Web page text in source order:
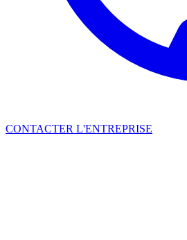
CONTACTER L'ENTREPRISE